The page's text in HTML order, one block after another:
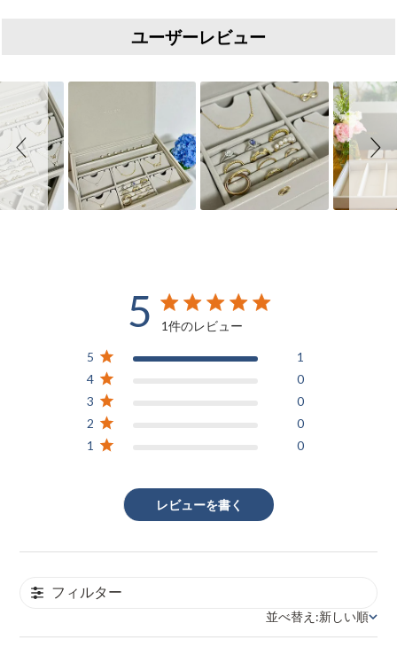
ユーザーレビュー
Slideshow
Slide controls
5 5 out of 5 stars 1 total reviews
1件のレビュー
5
1
4
0
3
0
2
0
1
0
レビューを書く
フィルター
並べ替え
並べ替え:新しい順